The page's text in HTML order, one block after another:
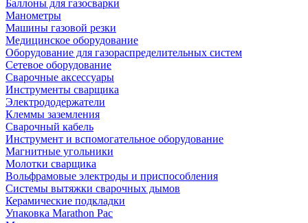
Баллоны для газосварки
Манометры
Машины газовой резки
Медицинское оборудование
Оборудование для газораспределительных систем
Сетевое оборудование
Сварочные аксессуары
Инструменты сварщика
Электрододержатели
Клеммы заземления
Сварочный кабель
Инструмент и вспомогательное оборудование
Магнитные угольники
Молотки сварщика
Вольфрамовые электроды и приспособления
Системы вытяжки сварочных дымов
Керамические подкладки
Упаковка Marathon Pac